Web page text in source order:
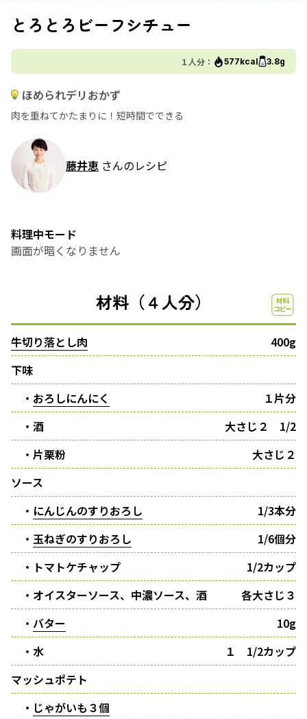
とろとろビーフシチュー
１人分： 577kcal 3.8g
ほめられデリおかず
肉を重ねてかたまりに！短時間でできる
藤井恵 さんのレシピ
料理中モード
画面が暗くなりません
材料（４人分）
牛切り落とし肉
400g
下味
・ おろしにんにく
１片分
・酒
大さじ２ 1/2
・片栗粉
大さじ２
ソース
・ にんじんのすりおろし
1/3本分
・ 玉ねぎのすりおろし
1/6個分
・トマトケチャップ
1/2カップ
・オイスターソース、中濃ソース、酒
各大さじ３
・ バター
10g
・水
１ 1/2カップ
マッシュポテト
・ じゃがいも３個